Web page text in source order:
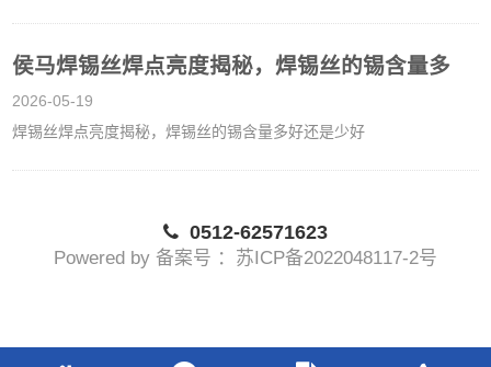
侯马焊锡丝焊点亮度揭秘，焊锡丝的锡含量多
2026-05-19
焊锡丝焊点亮度揭秘，焊锡丝的锡含量多好还是少好
0512-62571623
Powered by 备案号 ：苏ICP备2022048117-2号